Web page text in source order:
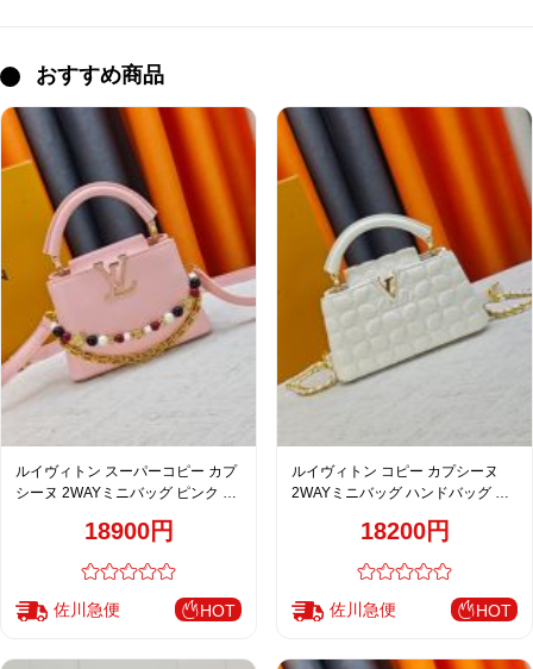
おすすめ商品
ルイヴィトン スーパーコピー カプ
シーヌ 2WAYミニバッグ ピンク ゴ
18900円
佐川急便 HOT
ルイヴィトン コピー カプシーヌ
2WAYミニバッグ ハンドバッグ ホ
ィース おすすめ M23998
18200円
佐川急便 HOT